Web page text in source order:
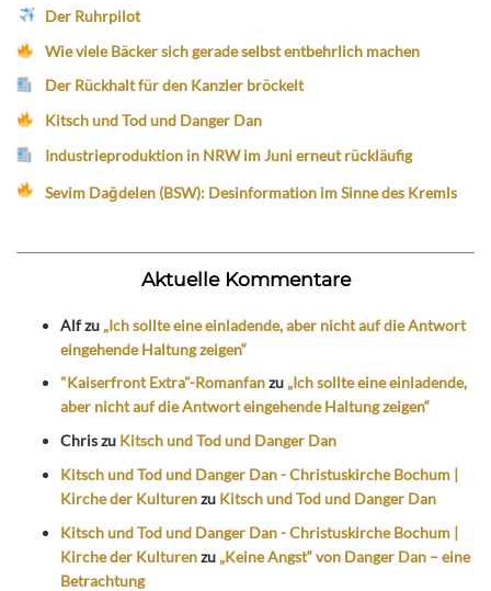
Der Ruhrpilot
Wie viele Bäcker sich gerade selbst entbehrlich machen
Der Rückhalt für den Kanzler bröckelt
Kitsch und Tod und Danger Dan
Industrieproduktion in NRW im Juni erneut rückläufig
Sevim Dağdelen (BSW): Desinformation im Sinne des Kremls
Aktuelle Kommentare
Alfzu „Ich sollte eine einladende, aber nicht auf die Antwort
eingehende Haltung zeigen“
"Kaiserfront Extra"-Romanfanzu „Ich sollte eine einladende,
aber nicht auf die Antwort eingehende Haltung zeigen“
Chriszu Kitsch und Tod und Danger Dan
Kitsch und Tod und Danger Dan - Christuskirche Bochum |
Kirche der Kulturenzu Kitsch und Tod und Danger Dan
Kitsch und Tod und Danger Dan - Christuskirche Bochum |
Kirche der Kulturenzu „Keine Angst“ von Danger Dan – eine
Betrachtung